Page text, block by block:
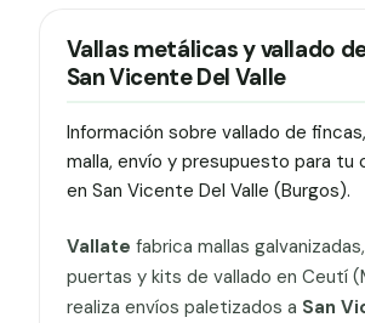
Vallas metálicas y vallado
San Vicente Del Valle
Información sobre vallado de
malla, envío y presupuesto para tu
en San Vicente Del Valle (Burgos).
Vallate fabrica mallas
puertas y kits de vallado en Ceutí
realiza envíos paletizados a San